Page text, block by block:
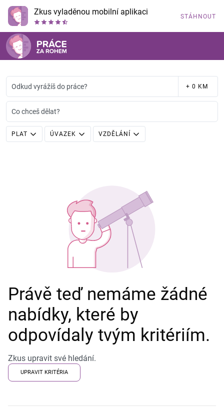
Zkus vyladěnou mobilní aplikaci STÁHNOUT
Odkud vyrážíš do práce? + 0 KM
Co chceš dělat?
PLAT ÚVAZEK VZDĚLÁNÍ
Právě teď nemáme žádné
nabídky, které by
odpovídaly tvým kritériím.
Zkus upravit své hledání.
UPRAVIT KRITÉRIA